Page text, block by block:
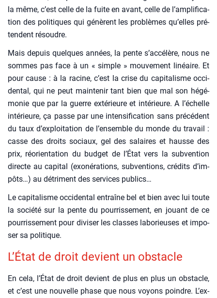
la même, c’est celle de la fuite en avant, celle de l’am­pli­fi­ca­
tion des poli­tiques qui génèrent les pro­blèmes qu’elles pré­
tendent résoudre.
Mais depuis quelques années, la pente s’ac­cé­lère, nous ne
sommes pas face à un « simple » mou­ve­ment linéaire. Et
pour cause : à la racine, c’est la crise du capi­ta­lisme occi­
den­tal, qui ne peut main­te­nir tant bien que mal son hégé­
mo­nie que par la guerre exté­rieure et inté­rieure. A l’é­chelle
inté­rieure, ça passe par une inten­si­fi­ca­tion sans pré­cé­dent
du taux d’ex­ploi­ta­tion de l’en­semble du monde du tra­vail :
casse des droits sociaux, gel des salaires et hausse des
prix, réorien­ta­tion du bud­get de l’État vers la sub­ven­tion
directe au capi­tal (exo­né­ra­tions, sub­ven­tions, cré­dits d’im­
pôts…) au détri­ment des ser­vices publics…
Le capi­ta­lisme occi­den­tal entraîne bel et bien avec lui toute
la socié­té sur la pente du pour­ris­se­ment, en jouant de ce
pour­ris­se­ment pour divi­ser les classes labo­rieuses et impo­
ser sa poli­tique.
L’É­tat de droit devient un obs­tacle
En cela, l’État de droit devient de plus en plus un obs­tacle,
et c’est une nou­velle phase que nous voyons poindre. L’ex­